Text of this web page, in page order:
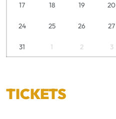
17 18 19 20
24 25 26 27
31 1 2 3
TICKETS